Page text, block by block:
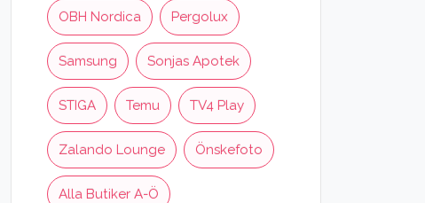
OBH Nordica Pergolux
Samsung Sonjas Apotek
STIGA Temu TV4 Play
Zalando Lounge Önskefoto
Alla Butiker A-Ö